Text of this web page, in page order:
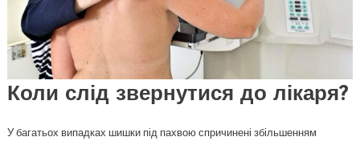
Коли слід звернутися до лікаря?
У багатьох випадках шишки під пахвою спричинені збільшенням